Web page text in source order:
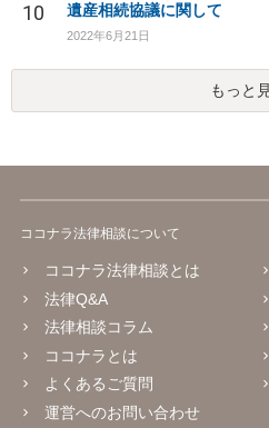
10 遺産相続協議に関して
2022年6月21日
もっと
ココナラ法律相談について
ココナラ法律相談とは
法律Q&A
法律相談コラム
ココナラとは
よくあるご質問
運営へのお問い合わせ